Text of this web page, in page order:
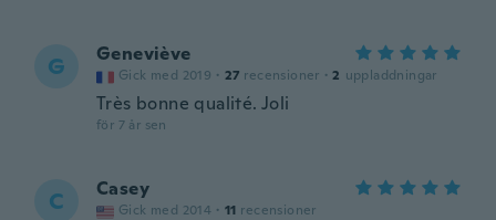
G Geneviève
Gick med 2019 · 27 recensioner · 2 uppladdningar
Très bonne qualité. Joli
för 7 år sen
C Casey
Gick med 2014 · 11 recensioner